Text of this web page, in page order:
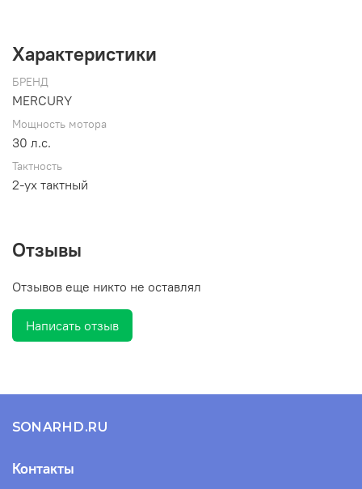
Характеристики
БРЕНД
MERCURY
Мощность мотора
30 л.с.
Тактность
2-ух тактный
Отзывы
Отзывов еще никто не оставлял
Написать отзыв
SONARHD.RU
Контакты